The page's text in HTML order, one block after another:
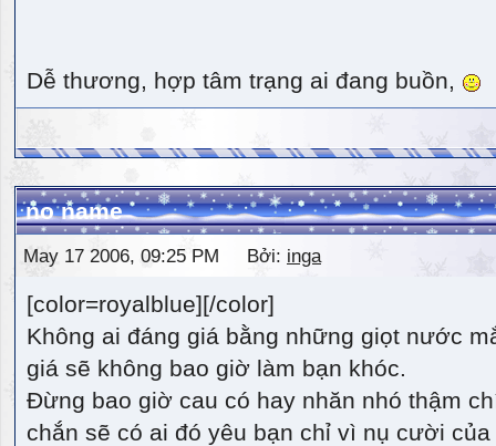
Dễ thương, hợp tâm trạng ai đang buồn,
no name
May 17 2006, 09:25 PM Bởi: inga
[color=royalblue][/color]
Không ai đáng giá bằng những giọt nước
giá sẽ không bao giờ làm bạn khóc.
Đừng bao giờ cau có hay nhăn nhó thậm
chắn sẽ có ai đó yêu bạn chỉ vì nụ cười